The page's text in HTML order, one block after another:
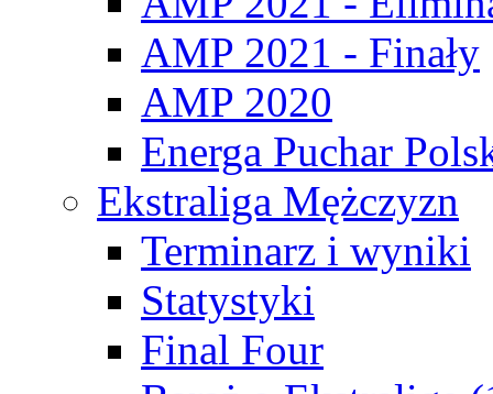
AMP 2021 - Finały
AMP 2020
Energa Puchar
Ekstraliga Mężczyzn
Terminarz i wyniki
Statystyki
Final Four